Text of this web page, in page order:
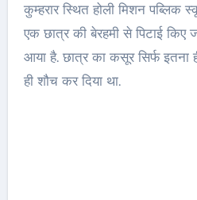
कुम्हरार स्थित होली मिशन पब्लिक
एक छात्र की बेरहमी से पिटाई किए
आया है. छात्र का कसूर सिर्फ
ही शौच कर दिया था.